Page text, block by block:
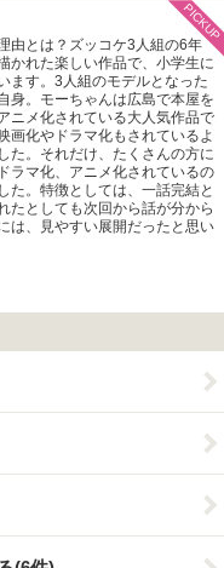
由とは？ズッコケ3人組の6年
かれた楽しい作品で、小学生に
ます。3人組のモデルとなった
身。モーちゃんは広島で本屋を
ニメ化されている大人気作品で
画化やドラマ化もされているよ
た。それだけ、たくさんの方に
ラマ化、アニメ化されているの
た。特徴としては、一話完結と
たとしても次回から話が分から
は、見やすい展開だったと思い
PICKUP